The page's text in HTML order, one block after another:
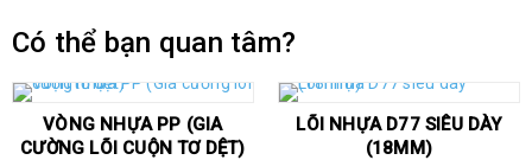
Có thể bạn quan tâm?
VÒNG NHỰA PP (GIA
CƯỜNG LÕI CUỘN TƠ DỆT)
LÕI NHỰA D77 SIÊU DÀY
(18MM)